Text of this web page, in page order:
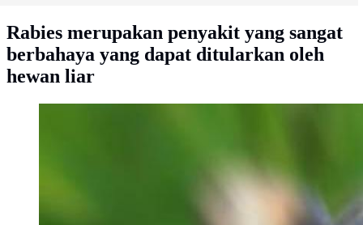
Rabies merupakan penyakit yang sangat
berbahaya yang dapat ditularkan oleh
hewan liar